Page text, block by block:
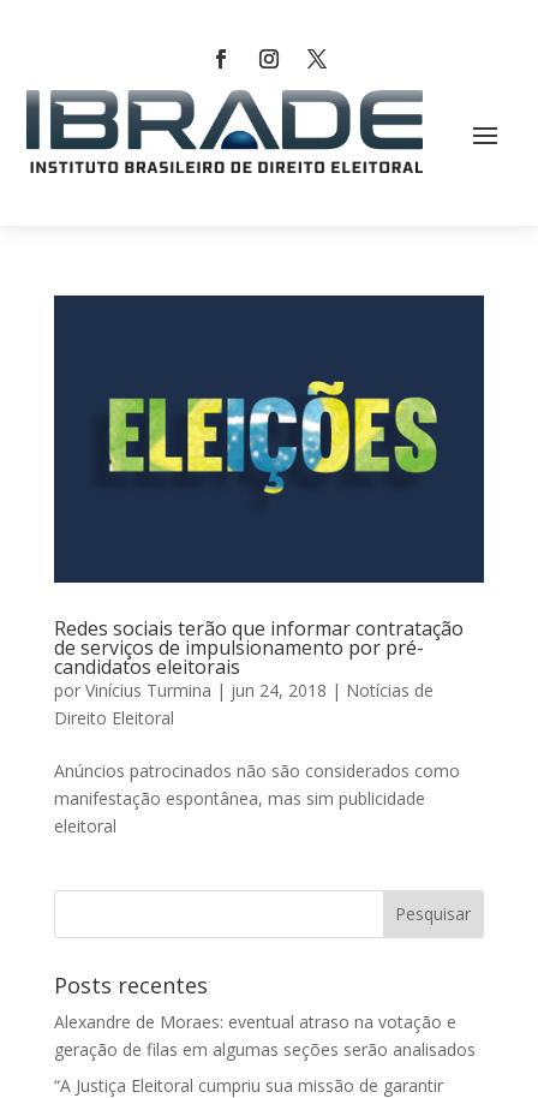
Redes sociais terão que informar contratação
de serviços de impulsionamento por pré-
candidatos eleitorais
por Vinícius Turmina | jun 24, 2018 | Notícias de
Direito Eleitoral
Anúncios patrocinados não são considerados como
manifestação espontânea, mas sim publicidade
eleitoral
Posts recentes
Alexandre de Moraes: eventual atraso na votação e
geração de filas em algumas seções serão analisados
“A Justiça Eleitoral cumpriu sua missão de garantir